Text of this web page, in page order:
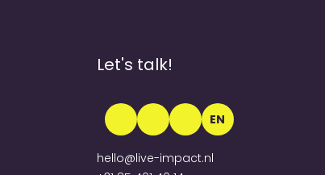
Let's talk!
EN
hello@live-impact.nl